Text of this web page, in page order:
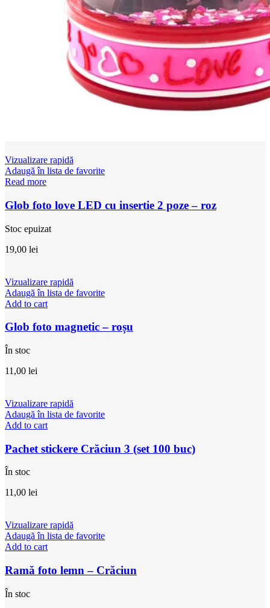
Vizualizare rapidă
Adaugă în lista de favorite
Read more
Glob foto love LED cu insertie 2 poze – roz
Stoc epuizat
19,00 lei
Vizualizare rapidă
Adaugă în lista de favorite
Add to cart
Glob foto magnetic – roșu
În stoc
11,00 lei
Vizualizare rapidă
Adaugă în lista de favorite
Add to cart
Pachet stickere Crăciun 3 (set 100 buc)
În stoc
11,00 lei
Vizualizare rapidă
Adaugă în lista de favorite
Add to cart
Ramă foto lemn – Crăciun
În stoc